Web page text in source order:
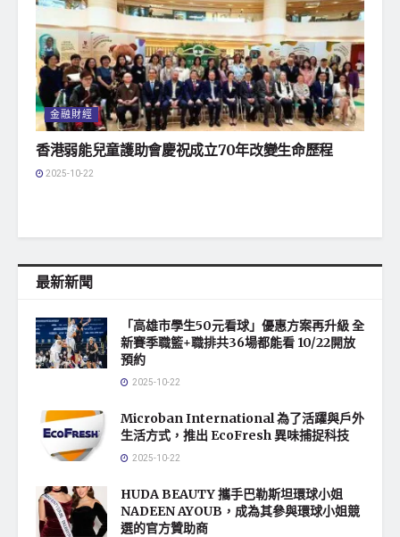
金融財經
香港弱能兒童護助會慶祝成立70年改變生命歷程
2025-10-22
最新新聞
「高雄市學生50元看球」優惠方案再升級 全
新賽季職籃+職排共36場都能看 10/22開放
預約
2025-10-22
Microban International 為了活躍與戶外
生活方式，推出 EcoFresh 異味捕捉科技
2025-10-22
HUDA BEAUTY 攜手巴勒斯坦環球小姐
NADEEN AYOUB，成為其參與環球小姐競
選的官方贊助商